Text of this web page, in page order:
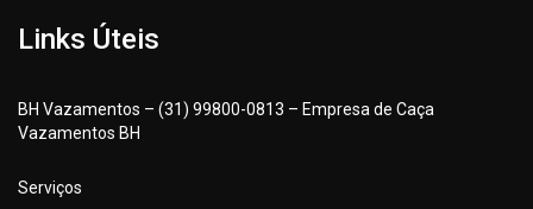
Links Úteis
BH Vazamentos – (31) 99800-0813 – Empresa de Caça
Vazamentos BH
Serviços